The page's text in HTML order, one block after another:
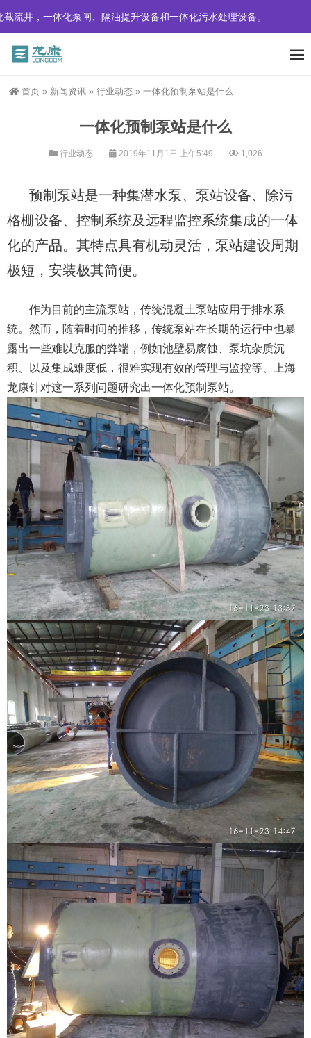
体化泵闸、隔油提升设备和一体化污水处理设备。
首页 » 新闻资讯 » 行业动态 » 一体化预制泵站是什么
一体化预制泵站是什么
行业动态 2019年11月1日 上午5:49 1,026
预制泵站是一种集潜水泵、泵站设备、除污
格栅设备、控制系统及远程监控系统集成的一体
化的产品。其特点具有机动灵活，泵站建设周期
极短，安装极其简便。
作为目前的主流泵站，传统混凝土泵站应用于排水系
统。然而，随着时间的推移，传统泵站在长期的运行中也暴
露出一些难以克服的弊端，例如池壁易腐蚀、泵坑杂质沉
积、以及集成难度低，很难实现有效的管理与监控等、上海
龙康针对这一系列问题研究出一体化预制泵站。